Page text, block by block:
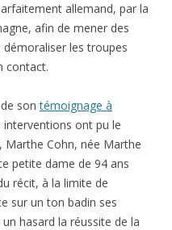
allemand, par la
afin de mener des
les troupes
contact.
sontémoignage à
ont pu le
Marthe Cohn, née Marthe
petite dame de 94 ans
récit, à la limite de
sur un ton badin ses
hasard la réussite de la